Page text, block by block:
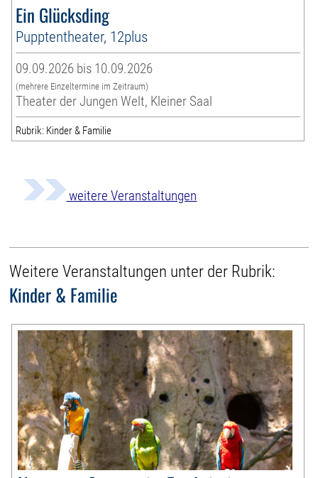
Ein Glücksding
Pupptentheater, 12plus
09.09.2026 bis 10.09.2026
(mehrere Einzeltermine im Zeitraum)
Theater der Jungen Welt, Kleiner Saal
Rubrik: Kinder & Familie
weitere Veranstaltungen
Weitere Veranstaltungen unter der Rubrik:
Kinder & Familie